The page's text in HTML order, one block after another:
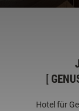
[
Hotel für